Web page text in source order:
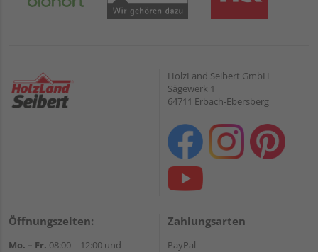
HolzLand Seibert GmbH
Sägewerk 1
64711 Erbach-Ebersberg
Öffnungszeiten:
Mo. – Fr. 08:00 – 12:00 und
Zahlungsarten
PayPal